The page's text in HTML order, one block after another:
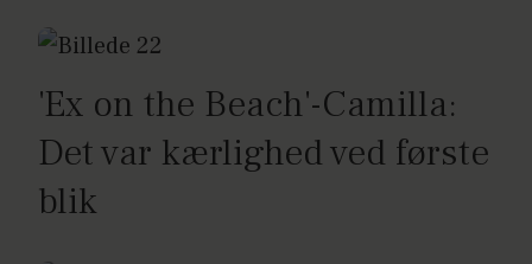
'Ex on the Beach'-Camilla:
Det var kærlighed ved første
blik